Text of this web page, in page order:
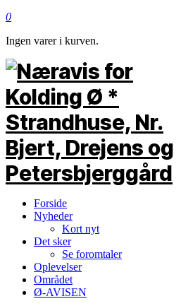
0
Ingen varer i kurven.
Forside
Nyheder
Kort nyt
Det sker
Se foromtaler
Oplevelser
Området
Ø-AVISEN